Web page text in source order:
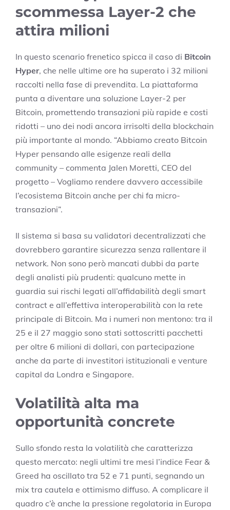
scommessa Layer-2 che
attira milioni
In questo scenario frenetico spicca il caso di Bitcoin
Hyper, che nelle ultime ore ha superato i 32 milioni
raccolti nella fase di prevendita. La piattaforma
punta a diventare una soluzione Layer-2 per
Bitcoin, promettendo transazioni più rapide e costi
ridotti – uno dei nodi ancora irrisolti della blockchain
più importante al mondo. “Abbiamo creato Bitcoin
Hyper pensando alle esigenze reali della
community – commenta Jalen Moretti, CEO del
progetto – Vogliamo rendere davvero accessibile
l’ecosistema Bitcoin anche per chi fa micro-
transazioni”.
Il sistema si basa su validatori decentralizzati che
dovrebbero garantire sicurezza senza rallentare il
network. Non sono però mancati dubbi da parte
degli analisti più prudenti: qualcuno mette in
guardia sui rischi legati all’affidabilità degli smart
contract e all’effettiva interoperabilità con la rete
principale di Bitcoin. Ma i numeri non mentono: tra il
25 e il 27 maggio sono stati sottoscritti pacchetti
per oltre 6 milioni di dollari, con partecipazione
anche da parte di investitori istituzionali e venture
capital da Londra e Singapore.
Volatilità alta ma
opportunità concrete
Sullo sfondo resta la volatilità che caratterizza
questo mercato: negli ultimi tre mesi l’indice Fear &
Greed ha oscillato tra 52 e 71 punti, segnando un
mix tra cautela e ottimismo diffuso. A complicare il
quadro c’è anche la pressione regolatoria in Europa